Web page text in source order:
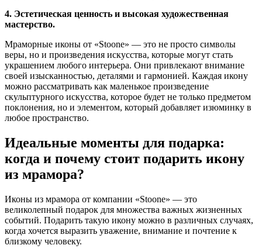
4. Эстетическая ценность и высокая художественная
мастерство.
Мраморные иконы от «Stoone» — это не просто символы
веры, но и произведения искусства, которые могут стать
украшением любого интерьера. Они привлекают внимание
своей изысканностью, деталями и гармонией. Каждая икону
можно рассматривать как маленькое произведение
скульптурного искусства, которое будет не только предметом
поклонения, но и элементом, который добавляет изюминку в
любое пространство.
Идеальные моменты для подарка:
когда и почему стоит подарить икону
из мрамора?
Иконы из мрамора от компании «Stoone» — это
великолепный подарок для множества важных жизненных
событий. Подарить такую икону можно в различных случаях,
когда хочется выразить уважение, внимание и почтение к
близкому человеку.